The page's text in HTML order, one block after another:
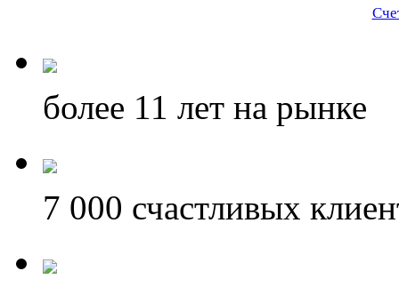
более 11 лет на рынке
7 000 счастливых